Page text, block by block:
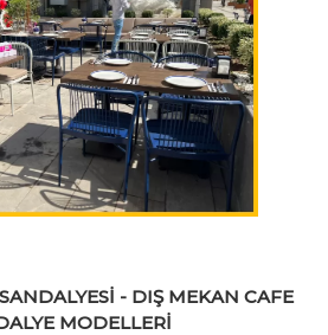
- DIŞ MEKAN CAFE
MODELLERİ